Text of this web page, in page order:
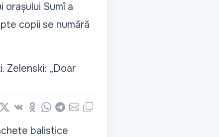
Sumî a
copii se numără
Zelenski: „Doar
X Vkontakte
Odnoklassniki
WhatsApp
Telegram
EmailCopy
balistice